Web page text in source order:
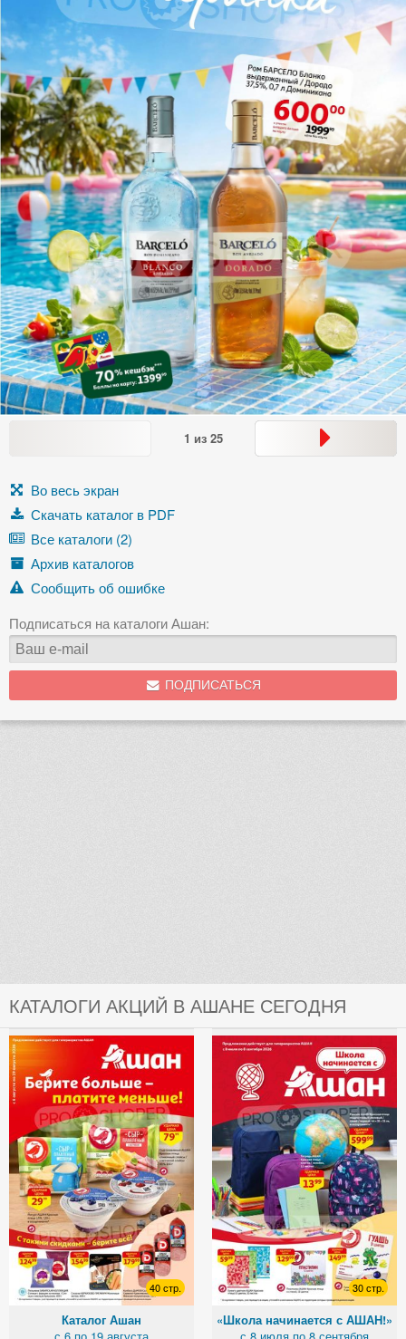
1 из 25
Во весь экран
Скачать каталог в PDF
Все каталоги (2)
Архив каталогов
Сообщить об ошибке
Подписаться на каталоги Ашан:
ПОДПИСАТЬСЯ
КАТАЛОГИ АКЦИЙ В АШАНЕ СЕГОДНЯ
40 стр.
Каталог Ашан
с 6 по 19 августа
30 стр.
«Школа начинается с АШАН!»
с 8 июля по 8 сентября